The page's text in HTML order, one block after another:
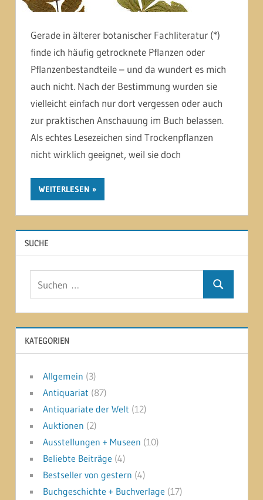
Gerade in älterer botanischer Fachliteratur (*)
finde ich häufig getrocknete Pflanzen oder
Pflanzenbestandteile – und da wundert es mich
auch nicht. Nach der Bestimmung wurden sie
vielleicht einfach nur dort vergessen oder auch
zur praktischen Anschauung im Buch belassen.
Als echtes Lesezeichen sind Trockenpflanzen
nicht wirklich geeignet, weil sie doch
WEITERLESEN
SUCHE
Suchen
KATEGORIEN
Allgemein (3)
Antiquariat (87)
Antiquariate der Welt (12)
Auktionen (2)
Ausstellungen + Museen (10)
Beliebte Beiträge (4)
Bestseller von gestern (4)
Buchgeschichte + Buchverlage (17)